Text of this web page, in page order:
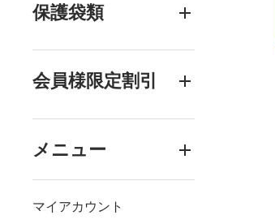
保護袋類
会員様限定割引
メニュー
マイアカウント